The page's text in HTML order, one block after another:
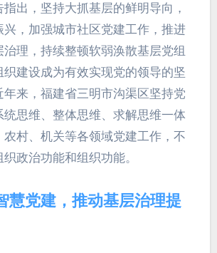
，加强城市社区党建工作，推进
治理，持续整顿软弱涣散基层党组
建设成为有效实现党的领导的坚
来，福建省三明市沟渠区坚持党
思维、整体思维、求解思维一体
村、机关等各领域党建工作，不
政治功能和组织功能。
慧党建，推动基层治理提